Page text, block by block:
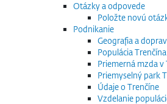
Otázky a odpovede
Položte novú
Podnikanie
Geografia a
Populácia Trenčína
Priemerná mzda v
Priemyselný park
Údaje o Trenčíne
Vzdelanie